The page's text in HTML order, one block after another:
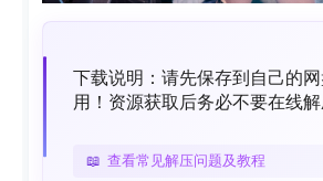
下载说明：请先保存到自己的
用！资源获取后务必不要在线解
📖 查看常见解压问题及教程